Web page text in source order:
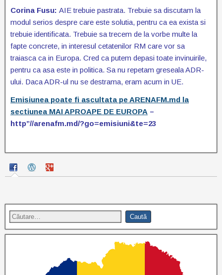
Corina Fusu: AIE trebuie pastrata. Trebuie sa discutam la
modul serios despre care este solutia, pentru ca ea exista si
trebuie identificata. Trebuie sa trecem de la vorbe multe la
fapte concrete, in interesul cetatenilor RM care vor sa
traiasca ca in Europa. Cred ca putem depasi toate invinuirile,
pentru ca asa este in politica. Sa nu repetam greseala ADR-
ului. Daca ADR-ul nu se destrama, eram acum in UE.
Emisiunea poate fi ascultata pe ARENAFM.md la
sectiunea MAI APROAPE DE EUROPA –
http”//arenafm.md/?go=emisiuni&te=23